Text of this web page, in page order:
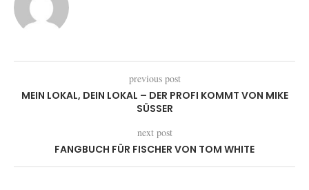
previous post
MEIN LOKAL, DEIN LOKAL – DER PROFI KOMMT VON MIKE
SÜSSER
next post
FANGBUCH FÜR FISCHER VON TOM WHITE